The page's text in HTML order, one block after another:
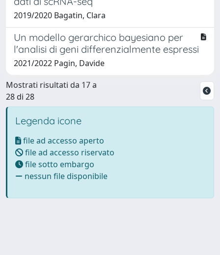
2019/2020 Bagatin, Clara
Un modello gerarchico bayesiano per
l'analisi di geni differenzialmente espressi
2021/2022 Pagin, Davide
Mostrati risultati da 17 a
28 di 28
Legenda icone
file ad accesso aperto
file ad accesso riservato
file sotto embargo
nessun file disponibile